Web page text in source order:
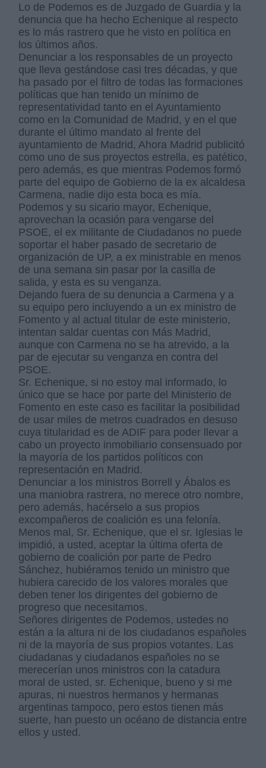
Lo de Podemos es de Juzgado de Guardia y la
denuncia que ha hecho Echenique al respecto
es lo más rastrero que he visto en política en
los últimos años.
Denunciar a los responsables de un proyecto
que lleva gestándose casi tres décadas, y que
ha pasado por el filtro de todas las formaciones
políticas que han tenido un mínimo de
representatividad tanto en el Ayuntamiento
como en la Comunidad de Madrid, y en el que
durante el último mandato al frente del
ayuntamiento de Madrid, Ahora Madrid publicitó
como uno de sus proyectos estrella, es patético,
pero además, es que mientras Podemos formó
parte del equipo de Gobierno de la ex alcaldesa
Carmena, nadie dijo esta boca es mía.
Podemos y su sicario mayor, Echenique,
aprovechan la ocasión para vengarse del
PSOE, el ex militante de Ciudadanos no puede
soportar el haber pasado de secretario de
organización de UP, a ex ministrable en menos
de una semana sin pasar por la casilla de
salida, y esta es su venganza.
Dejando fuera de su denuncia a Carmena y a
su equipo pero incluyendo a un ex ministro de
Fomento y al actual titular de este ministerio,
intentan saldar cuentas con Más Madrid,
aunque con Carmena no se ha atrevido, a la
par de ejecutar su venganza en contra del
PSOE.
Sr. Echenique, si no estoy mal informado, lo
único que se hace por parte del Ministerio de
Fomento en este caso es facilitar la posibilidad
de usar miles de metros cuadrados en desuso
cuya titularidad es de ADIF para poder llevar a
cabo un proyecto inmobiliario consensuado por
la mayoría de los partidos políticos con
representación en Madrid.
Denunciar a los ministros Borrell y Ábalos es
una maniobra rastrera, no merece otro nombre,
pero además, hacérselo a sus propios
excompañeros de coalición es una felonía.
Menos mal, Sr. Echenique, que el sr. Iglesias le
impidió, a usted, aceptar la última oferta de
gobierno de coalición por parte de Pedro
Sánchez, hubiéramos tenido un ministro que
hubiera carecido de los valores morales que
deben tener los dirigentes del gobierno de
progreso que necesitamos.
Señores dirigentes de Podemos, ustedes no
están a la altura ni de los ciudadanos españoles
ni de la mayoría de sus propios votantes. Las
ciudadanas y ciudadanos españoles no se
merecerían unos ministros con la catadura
moral de usted, sr. Echenique, bueno y si me
apuras, ni nuestros hermanos y hermanas
argentinas tampoco, pero estos tienen más
suerte, han puesto un océano de distancia entre
ellos y usted.